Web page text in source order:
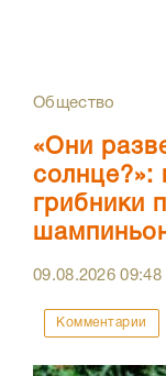
Общество
«Они
солнце?»:
грибники
09.08.202609:48
Комментарии